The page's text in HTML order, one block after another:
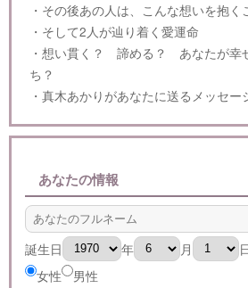
・その後あの人は、こんな想いを抱く
・そして2人が辿り着く愛運命
・想い貫く？ 諦める？ あなたが幸
ち？
・真木あかりがあなたに送るメッセー
あなたの情報
誕生日 年 月
女性
男性